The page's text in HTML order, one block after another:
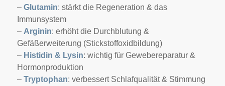
– Glutamin: stärkt die Regeneration & das
Immunsystem
– Arginin: erhöht die Durchblutung &
Gefäßerweiterung (Stickstoffoxidbildung)
– Histidin & Lysin: wichtig für Gewebereparatur &
Hormonproduktion
– Tryptophan: verbessert Schlafqualität & Stimmung